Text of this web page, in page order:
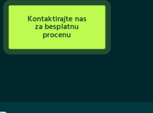
Kontaktirajte nas
za besplatnu
procenu